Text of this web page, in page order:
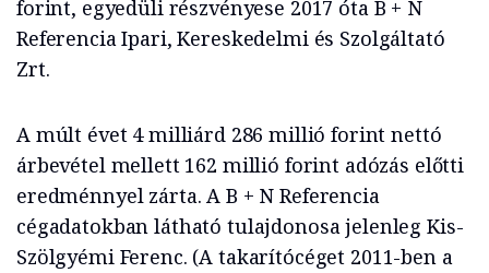
forint, egyedüli részvényese 2017 óta B + N
Referencia Ipari, Kereskedelmi és Szolgáltató
Zrt.
A múlt évet 4 milliárd 286 millió forint nettó
árbevétel mellett 162 millió forint adózás előtti
eredménnyel zárta. A B + N Referencia
cégadatokban látható tulajdonosa jelenleg Kis-
Szölgyémi Ferenc. (A takarítócéget 2011-ben a